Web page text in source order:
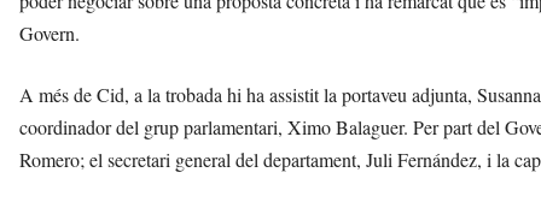
Govern.
A més de Cid, a la trobada hi ha assistit la portaveu adjunta,
coordinador del grup parlamentari, Ximo Balaguer. Per part del
Romero; el secretari general del departament, Juli Fernández, i la